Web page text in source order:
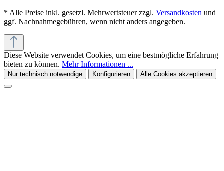
* Alle Preise inkl. gesetzl. Mehrwertsteuer zzgl. Versandkosten und
ggf. Nachnahmegebühren, wenn nicht anders angegeben.
Diese Website verwendet Cookies, um eine bestmögliche Erfahrung
bieten zu können. Mehr Informationen ...
Nur technisch notwendige Konfigurieren Alle Cookies akzeptieren